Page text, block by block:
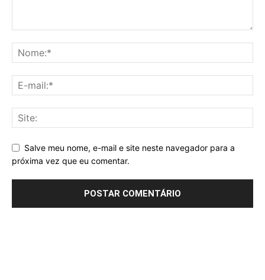
Salve meu nome, e-mail e site neste navegador para a
próxima vez que eu comentar.